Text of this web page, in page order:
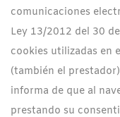
comunicaciones
Ley 13/2012 del 30
cookies utilizadas en
(también el
informa de que al
prestando su